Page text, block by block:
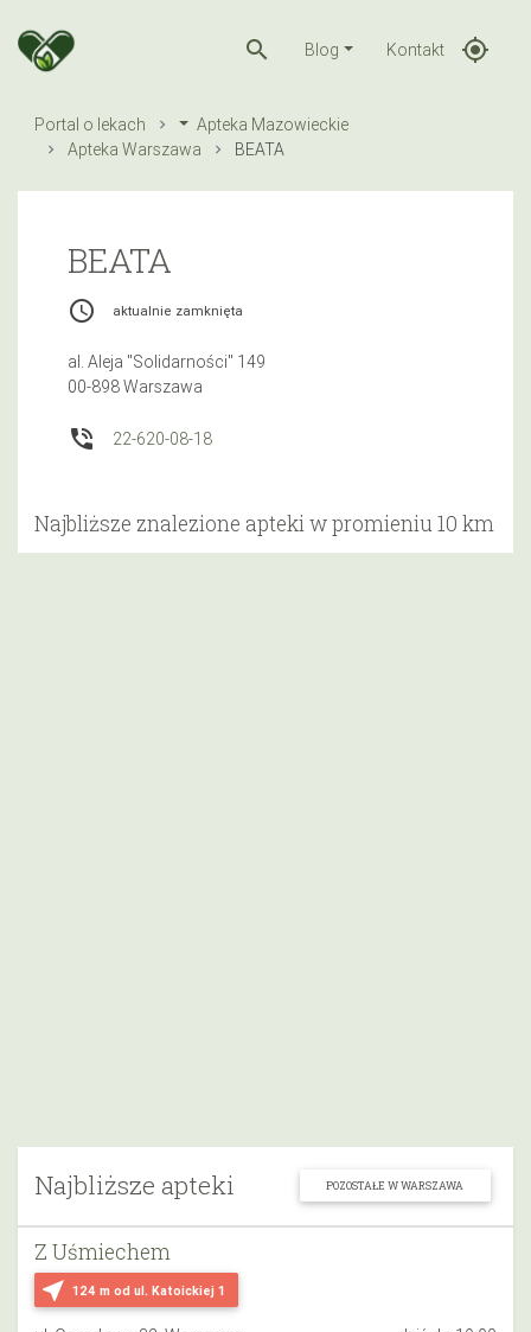
search Blog Kontakt gps_fixed
Portal o lekach
Apteka Mazowieckie
Apteka Warszawa
BEATA
Najbliższe apteki POZOSTAŁE W WARSZAWA
near_me 124 m od ul. Katoickiej 1
Z Uśmiechem
BEATA
access_time aktualnie zamknięta
al. Aleja "Solidarności" 149
00-898 Warszawa
phone_in_talk 22-620-08-18
Najbliższe znalezione apteki w promieniu 10 km